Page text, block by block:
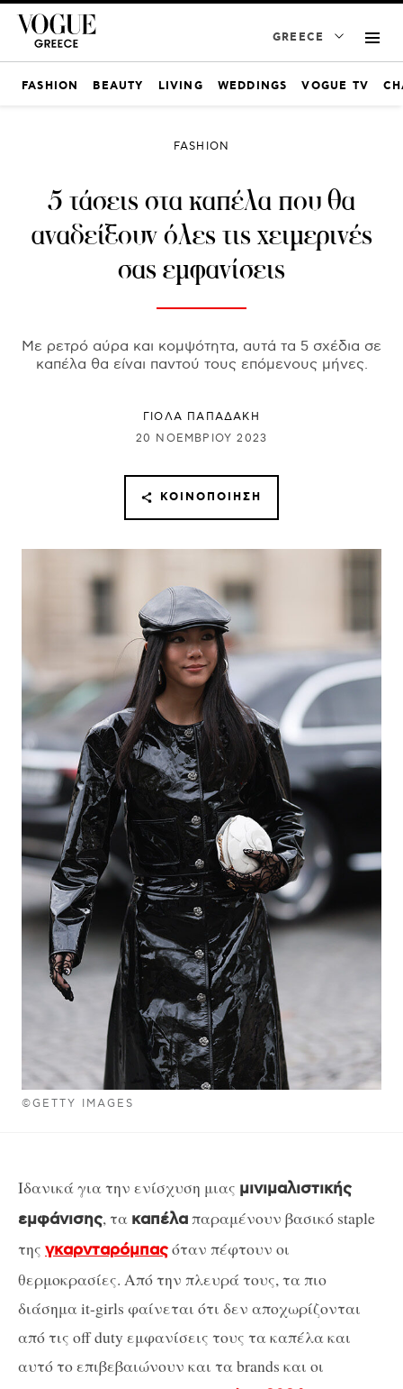
GREECE
FASHION BEAUTY LIVING WEDDINGS VOGUE TV
©GETTY IMAGES
FASHION
5 τάσεις στα καπέλα που θα
αναδείξουν όλες τις χειμερινές
σας εμφανίσεις
Με ρετρό αύρα και κομψότητα, αυτά τα 5 σχέδια σε
καπέλα θα είναι παντού τους επόμενους μήνες.
ΓΙΌΛΑ ΠΑΠΑΔΆΚΗ
20 ΝΟΕΜΒΡΊΟΥ 2023
ΚΟΙΝΟΠΟΊΗΣΗ
Ιδανικά για την ενίσχυση μιας μινιμαλιστικής
εμφάνισης, τα καπέλαπαραμένουν βασικό staple
της γκαρνταρόμπαςόταν πέφτουν οι
θερμοκρασίες. Από την πλευρά τους, τα πιο
διάσημα it-girls φαίνεται ότι δεν αποχωρίζονται
από τις off duty εμφανίσεις τους τα καπέλα και
αυτό το επιβεβαιώνουν και τα brands και οι